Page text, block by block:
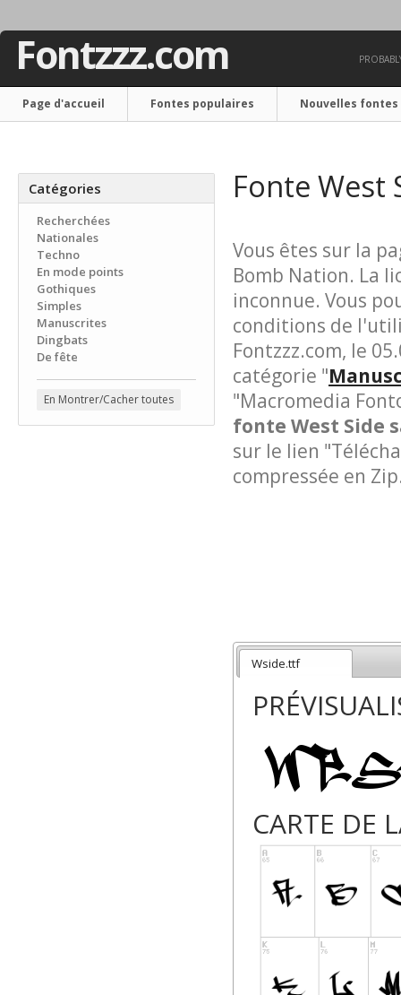
Fontzzz.com
Page d'accueil Fontes populaires Nouvelles fontes
Catégories
Recherchées
Nationales
Techno
En mode points
Gothiques
Simples
Manuscrites
Dingbats
De fête
En Montrer/Cacher toutes
Fonte West
Vous êtes sur la
Bomb Nation. La
inconnue. Vous
conditions de
Fontzzz.com, le
catégorie "
"Macromedia
fonte West Side
sur le lien
compressée en
Wside.ttf
CARTE DE